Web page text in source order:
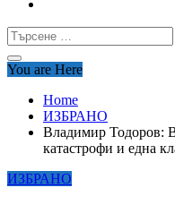
Търсене
за:
You are Here
Home
ИЗБРАНО
Владимир Тодоров:
катастрофи и една
ИЗБРАНО